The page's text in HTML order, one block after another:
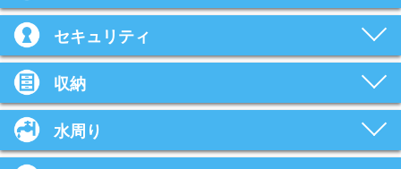
セキュリティ
収納
水周り